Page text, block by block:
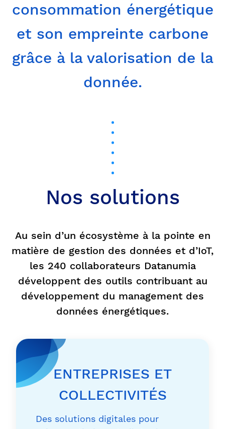
consommation énergétique
et son empreinte carbone
grâce à la valorisation de la
donnée.
Nos solutions
Au sein d’un écosystème à la pointe en
matière de gestion des données et d’IoT,
les 240 collaborateurs Datanumia
développent des outils contribuant au
développement du management des
données énergétiques.
ENTREPRISES ET
COLLECTIVITÉS
Des solutions digitales pour